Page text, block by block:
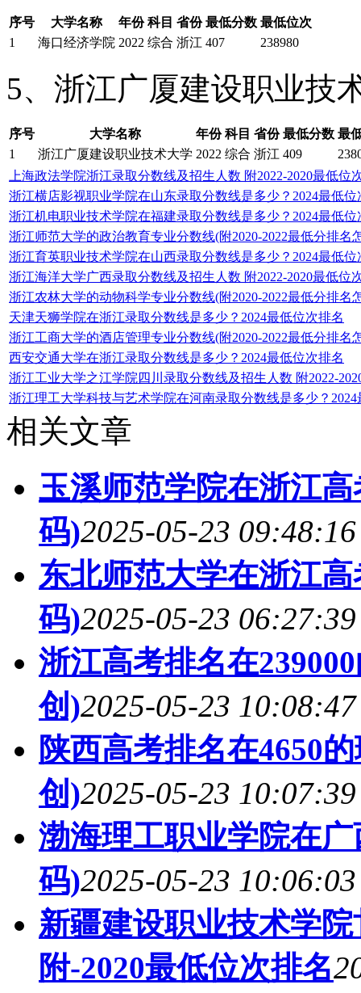
序号 大学名称 年份 科目 省份 最低分数 最低位次
1
海口经济学院 2022 综合 浙江 407 238980
5、浙江广厦建设职业技
序号 大学名称 年份 科目 省份 最低分数 最
1
浙江广厦建设职业技术大学 2022 综合 浙江 409
上海政法学院浙江录取分数线及招生人数 附2022-2020最低位
浙江横店影视职业学院在山东录取分数线是多少？2024最低位
浙江机电职业技术学院在福建录取分数线是多少？2024最低位
浙江师范大学的政治教育专业分数线(附2020-2022最低分排名
浙江育英职业技术学院在山西录取分数线是多少？2024最低位
浙江海洋大学广西录取分数线及招生人数 附2022-2020最低位
浙江农林大学的动物科学专业分数线(附2020-2022最低分排名
天津天狮学院在浙江录取分数线是多少？2024最低位次排名
浙江工商大学的酒店管理专业分数线(附2020-2022最低分排名
西安交通大学在浙江录取分数线是多少？2024最低位次排名
浙江工业大学之江学院四川录取分数线及招生人数 附2022-
浙江理工大学科技与艺术学院在河南录取分数线是多少？
相关文章
玉溪师范学院在浙江
码)2025-05-23 09:48:16
东北师范大学在浙江
码)2025-05-23 06:27:39
浙江高考排名在
创)2025-05-23 10:08:47
陕西高考排名在4650
创)2025-05-23 10:07:39
渤海理工职业学院在
码)2025-05-23 10:06:03
新疆建设职业技术学
附-2020最低位次排名